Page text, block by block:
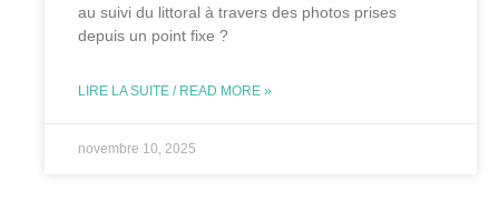
au suivi du littoral à travers des photos prises
depuis un point fixe ?
LIRE LA SUITE / READ MORE »
novembre 10, 2025